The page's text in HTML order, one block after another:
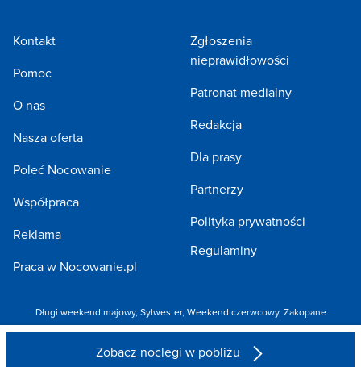
Zobacz noclegi w pobliżu
Kontakt
Pomoc
O nas
Nasza oferta
Poleć Nocowanie
Współpraca
Reklama
Praca w Nocowanie.pl
Zgłoszenia
nieprawidłowości
Patronat medialny
Redakcja
Dla prasy
Partnerzy
Polityka prywatności
Regulaminy
Długi weekend majowy, Sylwester, Weekend czerwcowy, Zakopane
Copyright 2005-2026 by NOCOWANIE.PL Sp. z o.o.